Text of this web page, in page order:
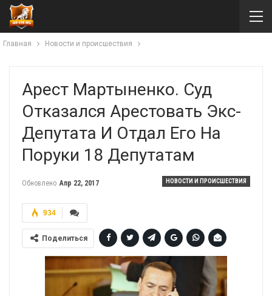
Главная Новости и происшествия
Арест Мартыненко. Суд
Отказался Арестовать Экс-
Депутата И Отдал Его На
Поруки 18 Депутатам
НОВОСТИ И ПРОИСШЕСТВИЯ
Обновлено Апр 22, 2017
934
Поделиться